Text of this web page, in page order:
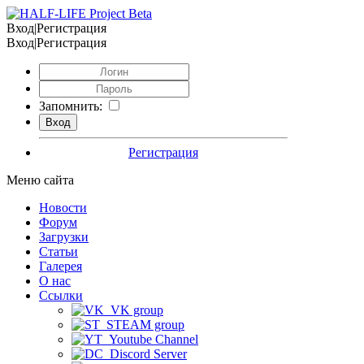
Вход|Регистрация
Вход|Регистрация
Запомнить:
Регистрация
Меню сайта
Новости
Форум
Загрузки
Статьи
Галерея
О нас
Ссылки
VK group
STEAM group
Youtube Channel
Discord Server